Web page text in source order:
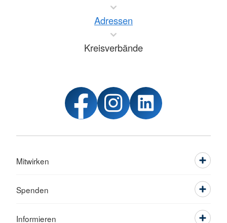
Adressen
Kreisverbände
Mitwirken
Spenden
Informieren